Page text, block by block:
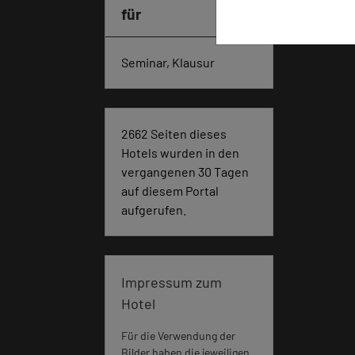
für
Seminar, Klausur
2662 Seiten dieses
Hotels wurden in den
vergangenen 30 Tagen
auf diesem Portal
aufgerufen.
Impressum zum
Hotel
Für die Verwendung der